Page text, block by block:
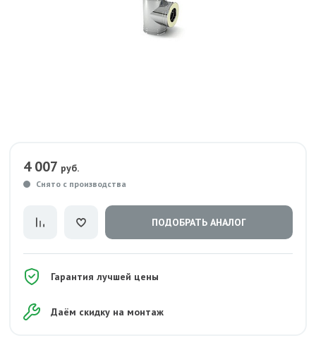
4 007 руб.
Снято с производства
ПОДОБРАТЬ АНАЛОГ
Гарантия лучшей цены
Даём скидку на монтаж